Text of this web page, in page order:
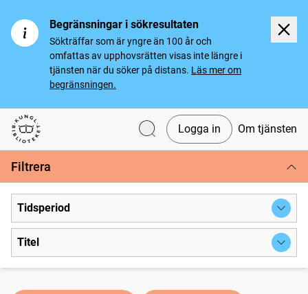
Begränsningar i sökresultaten
Sökträffar som är yngre än 100 år och
omfattas av upphovsrätten visas inte längre i
tjänsten när du söker på distans. Läs mer om
begränsningen.
Svenska tidningar
Logga in Om tjänsten
Filtrera
Tidsperiod
Titel